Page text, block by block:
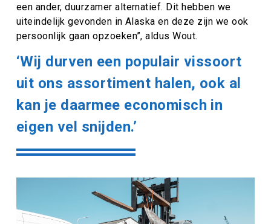
een ander, duurzamer alternatief. Dit hebben we
uiteindelijk gevonden in Alaska en deze zijn we ook
persoonlijk gaan opzoeken”, aldus Wout.
‘Wij durven een populair vissoort
uit ons assortiment halen, ook al
kan je daarmee economisch in
eigen vel snijden.’